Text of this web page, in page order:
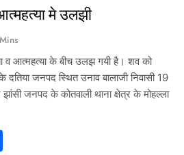
मे उलझी
व आत्महत्या के बीच उलझ गयी है। शव को
जनपद स्थित उनाव बालाजी निवासी 19
जनपद के कोतवाली थाना क्षेत्र के मोहल्ला